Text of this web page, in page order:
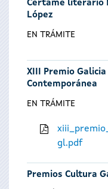
aquíCertame literario
López
EN TRÁMITE
XIII Premio
Contemporánea
EN TRÁMITE
gl.pdf
Premios Cultura